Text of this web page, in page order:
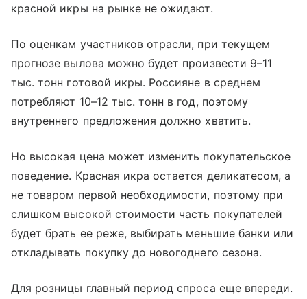
красной икры на рынке не ожидают.
По оценкам участников отрасли, при текущем
прогнозе вылова можно будет произвести 9–11
тыс. тонн готовой икры. Россияне в среднем
потребляют 10–12 тыс. тонн в год, поэтому
внутреннего предложения должно хватить.
Но высокая цена может изменить покупательское
поведение. Красная икра остается деликатесом, а
не товаром первой необходимости, поэтому при
слишком высокой стоимости часть покупателей
будет брать ее реже, выбирать меньшие банки или
откладывать покупку до новогоднего сезона.
Для розницы главный период спроса еще впереди.